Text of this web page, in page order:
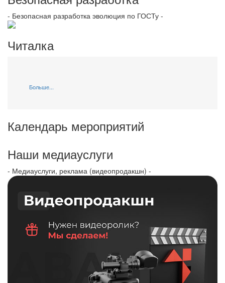
- Безопасная разработка эволюция по ГОСТу -
Читалка
Больше...
Календарь мероприятий
Наши медиауслуги
- Медиауслуги, реклама (видеопродакшн) -